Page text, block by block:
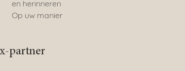
							en herinneren
							Op uw manier
partner